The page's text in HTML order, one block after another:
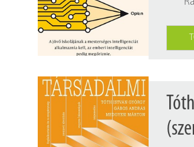
Findura Imre-díszoklevéllel
Galéria
Pályázatok
Közérdekű adatok